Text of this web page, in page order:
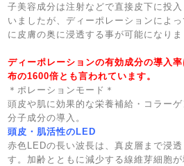
子美容成分は注射などで直接皮下に投
いましたが、ディーポレーションによ
に皮膚の奥に浸透する事が可能になりま
ディーポレーションの有効成分の導入
布の1600倍とも言われています。
＊ポレーションモード＊
頭皮や肌に効果的な栄養補給・コラー
分子成分の導入。
頭皮・肌活性のLED
赤色LEDの長い波長は、真皮層まで浸
す。加齢とともに減少する線維芽細胞